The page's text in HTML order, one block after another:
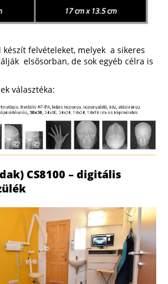
felvételeket, melyek a sikeres
elsősorban, de sok egyéb célra is
választéka:
CS8100 – digitális